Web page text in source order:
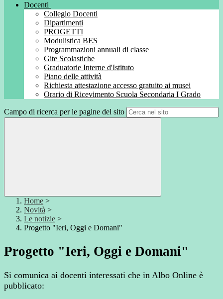
Docenti
Collegio Docenti
Dipartimenti
PROGETTI
Modulistica BES
Programmazioni annuali di classe
Gite Scolastiche
Graduatorie Interne d'Istituto
Piano delle attività
Richiesta attestazione accesso gratuito ai musei
Orario di Ricevimento Scuola Secondaria I Grado
Campo di ricerca per le pagine del sito
Home >
Novità >
Le notizie >
Progetto "Ieri, Oggi e Domani"
Progetto "Ieri, Oggi e Domani"
Si comunica ai docenti interessati che in Albo Online è
pubblicato: